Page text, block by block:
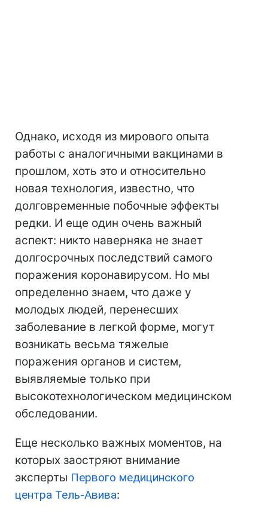
Однако, исходя из мирового опыта
работы с аналогичными вакцинами в
прошлом, хоть это и относительно
новая технология, известно, что
долговременные побочные эффекты
редки. И еще один очень важный
аспект: никто наверняка не знает
долгосрочных последствий самого
поражения коронавирусом. Но мы
определенно знаем, что даже у
молодых людей, перенесших
заболевание в легкой форме, могут
возникать весьма тяжелые
поражения органов и систем,
выявляемые только при
высокотехнологическом медицинском
обследовании.
Еще несколько важных моментов, на
которых заостряют внимание
эксперты Первого медицинского
центра Тель-Авива: